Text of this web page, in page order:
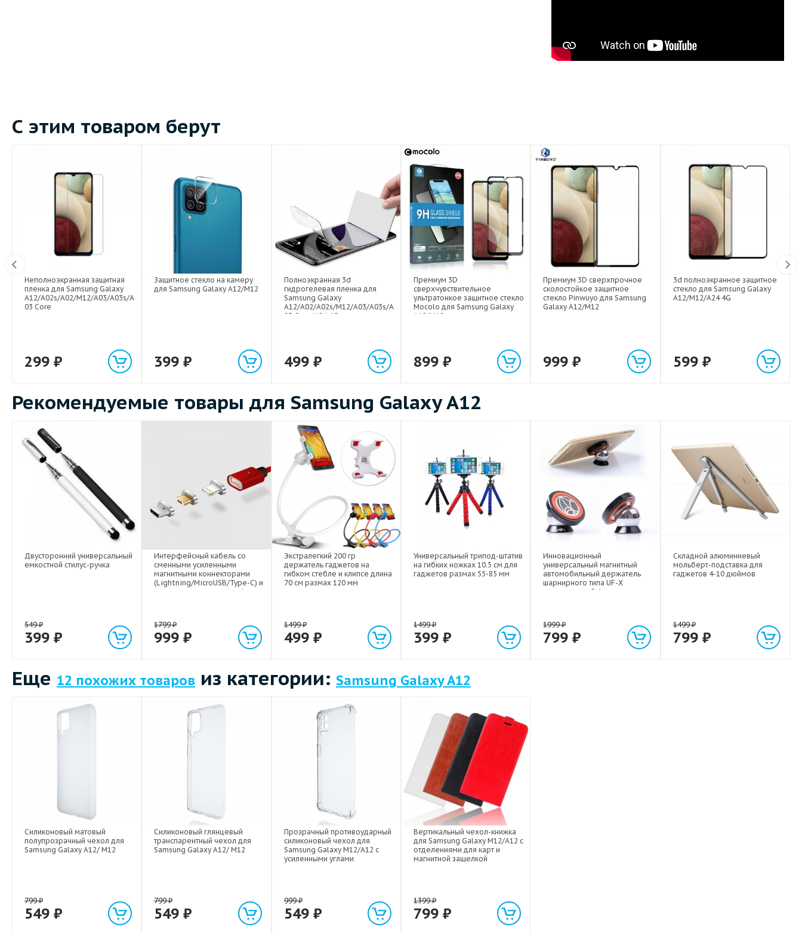
С этим товаром берут
Неполноэкранная защитная
пленка для Samsung Galaxy
A12/A02s/A02/M12/A03/A03s/A
03 Core
299 ₽
Защитное стекло на камеру
для Samsung Galaxy A12/M12
399₽
Полноэкранная 3d
гидрогелевая пленка для
Samsung Galaxy
A12/A02/A02s/M12/A03/A03s/A
03 Core/A24 4G
499 ₽
Премиум 3D
сверхчувствительное
ультратонкое защитное стекло
Mocolo для Samsung Galaxy
A12/M12
899 ₽
Премиум 3D сверхпрочное
сколостойкое защитное
стекло Pinwuyo для Samsung
Galaxy A12/M12
999₽
3d полноэкранное защитное
стекло для Samsung Galaxy
A12/M12/A24 4G
599 ₽
Рекомендуемые товары для Samsung Galaxy A12
Двусторонний универсальный
емкостной стилус-ручка
549₽
399 ₽
Интерфейсный кабель со
сменными усиленными
магнитными коннекторами
(Lightning/MicroUSB/Type-C) и
световым индикатором 1м
1799₽
999₽
Экстралегкий 200 гр
держатель гаджетов на
гибком стебле и клипсе длина
70 см размах 120 мм
1499₽
499 ₽
Универсальный трипод-штатив
на гибких ножках 10.5 см для
гаджетов размах 55-85 мм
1499₽
399 ₽
Инновационный
универсальный магнитный
автомобильный держатель
шарнирного типа UF-X
экстрасильной фиксации для
1999₽
799₽
Складной алюминиевый
мольберт-подставка для
гаджетов 4-10 дюймов
1499₽
799 ₽
Еще 12 похожих товаров из категории: Samsung Galaxy A12
Силиконовый матовый
полупрозрачный чехол для
Samsung Galaxy A12/ M12
799₽
549 ₽
Силиконовый глянцевый
транспарентный чехол для
Samsung Galaxy A12/ M12
799₽
549₽
Прозрачный противоударный
силиконовый чехол для
Samsung Galaxy M12/A12 с
усиленными углами
999₽
549 ₽
Вертикальный чехол-книжка
для Samsung Galaxy M12/A12 с
отделениями для карт и
магнитной защелкой
1399₽
799 ₽